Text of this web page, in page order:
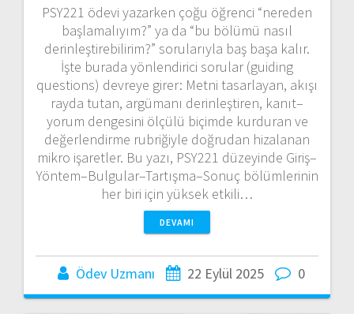
PSY221 ödevi yazarken çoğu öğrenci “nereden
başlamalıyım?” ya da “bu bölümü nasıl
derinleştirebilirim?” sorularıyla baş başa kalır.
İşte burada yönlendirici sorular (guiding
questions) devreye girer: Metni tasarlayan, akışı
rayda tutan, argümanı derinleştiren, kanıt–
yorum dengesini ölçülü biçimde kurduran ve
değerlendirme rubriğiyle doğrudan hizalanan
mikro işaretler. Bu yazı, PSY221 düzeyinde Giriş–
Yöntem–Bulgular–Tartışma–Sonuç bölümlerinin
her biri için yüksek etkili…
DEVAMI
Ödev Uzmanı 22 Eylül 2025 0